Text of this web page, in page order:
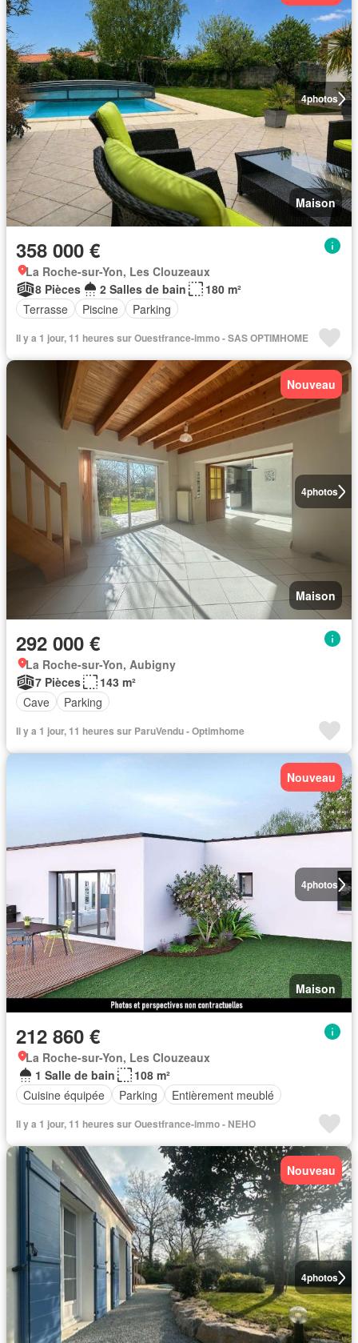
4photos
Maison
358 000 €
La Roche-sur-Yon, Les Clouzeaux
8 Pièces
2 Salles de bain
180 m²
Terrasse
Piscine Parking
Il y a 1 jour, 11 heures sur Ouestfrance-immo - SAS OPTIMHOME
4photos
Nouveau
Maison
292 000 €
La Roche-sur-Yon, Aubigny
7 Pièces
143 m²
Cave
Parking
Il y a 1 jour, 11 heures sur ParuVendu - Optimhome
4photos
Nouveau
Maison
212 860 €
La Roche-sur-Yon, Les Clouzeaux
1 Salle de bain
108 m²
Cuisine équipée
Parking Entièrement meublé
Il y a 1 jour, 11 heures sur Ouestfrance-immo - NEHO
4photos
Nouveau